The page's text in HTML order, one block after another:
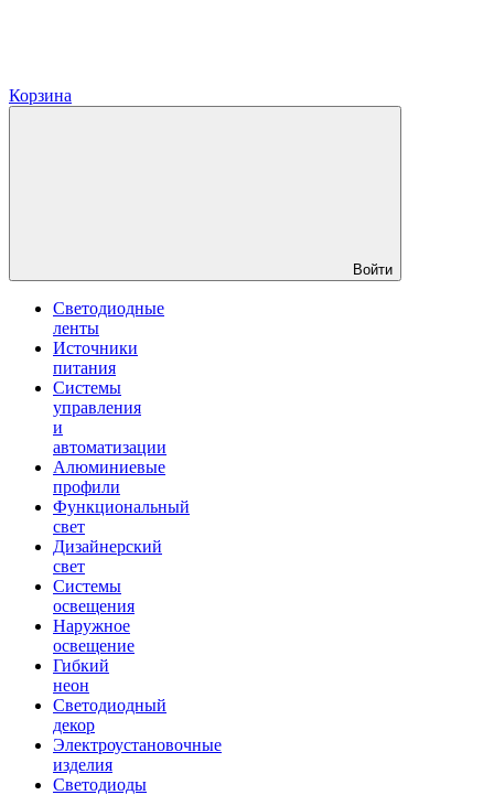
Корзина
Войти
Светодиодные
ленты
Источники
питания
Системы
управления
и
автоматизации
Алюминиевые
профили
Функциональный
свет
Дизайнерский
свет
Системы
освещения
Наружное
освещение
Гибкий
неон
Светодиодный
декор
Электроустановочные
изделия
Светодиоды